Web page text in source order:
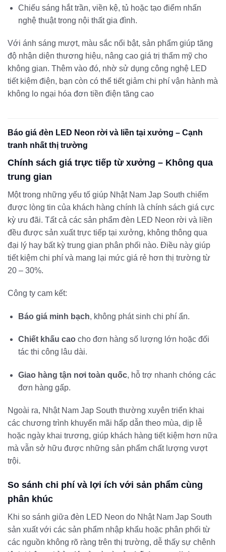
Chiếu sáng hắt trần, viền kệ, tủ hoặc tạo điểm nhấn
nghệ thuật trong nội thất gia đình.
Với ánh sáng mượt, màu sắc nổi bật, sản phẩm giúp tăng
độ nhận diện thương hiệu, nâng cao giá trị thẩm mỹ cho
không gian. Thêm vào đó, nhờ sử dụng công nghệ LED
tiết kiệm điện, bạn còn có thể tiết giảm chi phí vận hành mà
không lo ngại hóa đơn tiền điện tăng cao
Báo giá đèn LED Neon rời và liền tại xưởng – Cạnh
tranh nhất thị trường
Chính sách giá trực tiếp từ xưởng – Không qua
trung gian
Một trong những yếu tố giúp Nhật Nam Jap South chiếm
được lòng tin của khách hàng chính là chính sách giá cực
kỳ ưu đãi. Tất cả các sản phẩm đèn LED Neon rời và liền
đều được sản xuất trực tiếp tại xưởng, không thông qua
đại lý hay bất kỳ trung gian phân phối nào. Điều này giúp
tiết kiệm chi phí và mang lại mức giá rẻ hơn thị trường từ
20 – 30%.
Công ty cam kết:
Báo giá minh bạch, không phát sinh chi phí ẩn.
Chiết khấu caocho đơn hàng số lượng lớn hoặc đối
tác thi công lâu dài.
Giao hàng tận nơi toàn quốc, hỗ trợ nhanh chóng các
đơn hàng gấp.
Ngoài ra, Nhật Nam Jap South thường xuyên triển khai
các chương trình khuyến mãi hấp dẫn theo mùa, dịp lễ
hoặc ngày khai trương, giúp khách hàng tiết kiệm hơn nữa
mà vẫn sở hữu được những sản phẩm chất lượng vượt
trội.
So sánh chi phí và lợi ích với sản phẩm cùng
phân khúc
Khi so sánh giữa đèn LED Neon do Nhật Nam Jap South
sản xuất với các sản phẩm nhập khẩu hoặc phân phối từ
các nguồn không rõ ràng trên thị trường, dễ thấy sự chênh